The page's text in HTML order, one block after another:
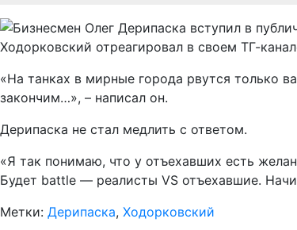
Ходорковский отреагировал в своем ТГ-
«На танках в мирные города рвутся только
закончим…», – написал он.
Дерипаска не стал медлить с ответом.
«Я так понимаю, что у отъехавших есть
Будет battle — реалисты VS отъехавшие.
Метки: Дерипаска, Ходорковский